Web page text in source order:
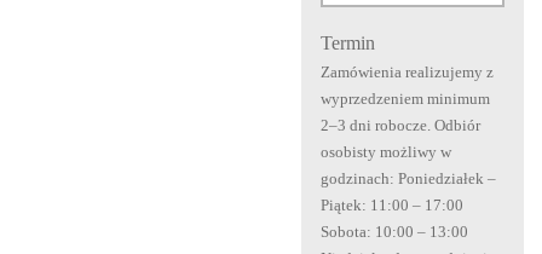
Termin
Zamówienia realizujemy z
wyprzedzeniem minimum
2–3 dni robocze. Odbiór
osobisty możliwy w
godzinach: Poniedziałek –
Piątek: 11:00 – 17:00
Sobota: 10:00 – 13:00